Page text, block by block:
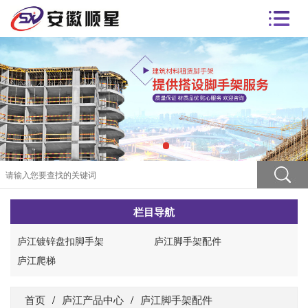
栏目导航
庐江镀锌盘扣脚手架
庐江脚手架配件
庐江爬梯
首页 / 庐江产品中心 / 庐江脚手架配件